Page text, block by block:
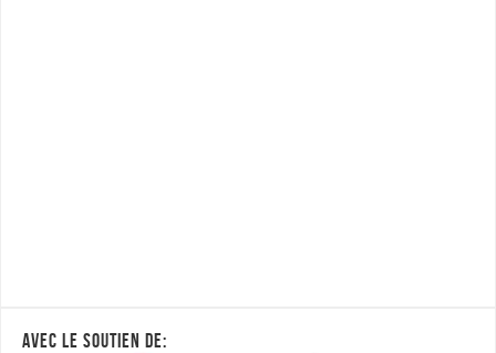
AVEC LE SOUTIEN DE: